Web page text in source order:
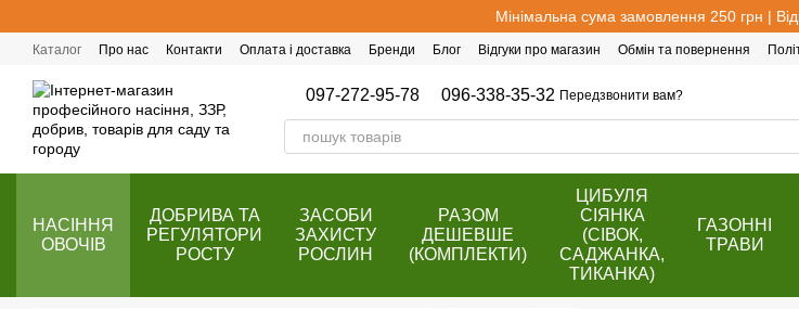
Мінімальна сума замовлення 250 грн |
Каталог Про нас Контакти Оплата і доставка Бренди Блог Відгуки про магазин Обмін та повернення
097-272-95-78 096-338-35-32 Передзвонити вам?
НАСІННЯ
ОВОЧІВ
ДОБРИВА ТА
РЕГУЛЯТОРИ
РОСТУ
ЗАСОБИ
ЗАХИСТУ
РОСЛИН
РАЗОМ
ДЕШЕВШЕ
(КОМПЛЕКТИ)
ЦИБУЛЯ
СІЯНКА
(СІВОК,
САДЖАНКА,
ТИКАНКА)
ГАЗОННІ
ТРАВИ